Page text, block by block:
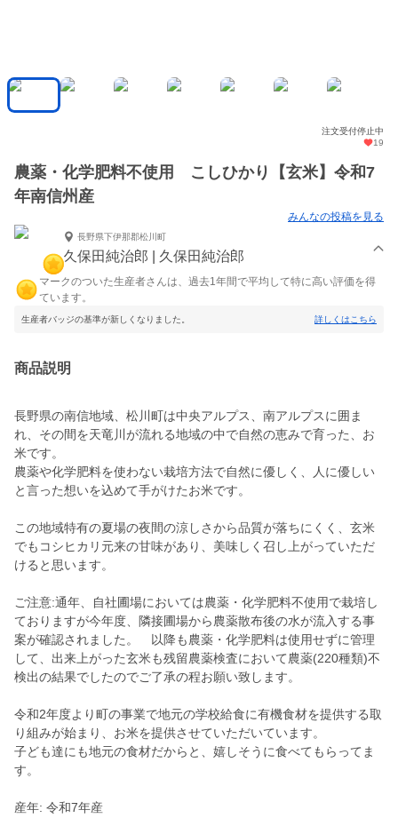
注文受付停止中
19
農薬・化学肥料不使用 こしひかり【玄米】令和7
年南信州産
みんなの投稿を見る
長野県下伊那郡松川町
久保田純治郎 | 久保田純治郎
マークのついた生産者さんは、過去1年間で平均して特に高い評価を得
ています。
生産者バッジの基準が新しくなりました。 詳しくはこちら
商品説明
長野県の南信地域、松川町は中央アルプス、南アルプスに囲ま
れ、その間を天竜川が流れる地域の中で自然の恵みで育った、お
米です。
農薬や化学肥料を使わない栽培方法で自然に優しく、人に優しい
と言った想いを込めて手がけたお米です。
この地域特有の夏場の夜間の涼しさから品質が落ちにくく、玄米
でもコシヒカリ元来の甘味があり、美味しく召し上がっていただ
けると思います。
ご注意:通年、自社圃場においては農薬・化学肥料不使用で栽培し
ておりますが今年度、隣接圃場から農薬散布後の水が流入する事
案が確認されました。 以降も農薬・化学肥料は使用せずに管理
して、出来上がった玄米も残留農薬検査において農薬(220種類)不
検出の結果でしたのでご了承の程お願い致します。
令和2年度より町の事業で地元の学校給食に有機食材を提供する取
り組みが始まり、お米を提供させていただいています。
子ども達にも地元の食材だからと、嬉しそうに食べてもらってま
す。
産年: 令和7年産